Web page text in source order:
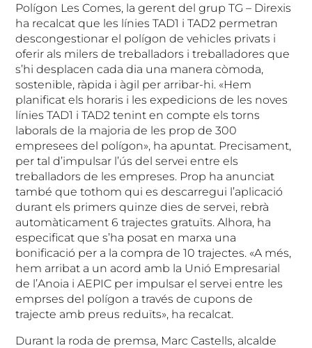
Polígon Les Comes, la gerent del grup TG – Direxis
ha recalcat que les línies TAD1 i TAD2 permetran
descongestionar el polígon de vehicles privats i
oferir als milers de treballadors i treballadores que
s’hi desplacen cada dia una manera còmoda,
sostenible, ràpida i àgil per arribar-hi. «Hem
planificat els horaris i les expedicions de les noves
línies TAD1 i TAD2 tenint en compte els torns
laborals de la majoria de les prop de 300
empresees del polígon», ha apuntat. Precisament,
per tal d’impulsar l’ús del servei entre els
treballadors de les empreses. Prop ha anunciat
també que tothom qui es descarregui l’aplicació
durant els primers quinze dies de servei, rebrà
automàticament 6 trajectes gratuïts. Alhora, ha
especificat que s’ha posat en marxa una
bonificació per a la compra de 10 trajectes. «A més,
hem arribat a un acord amb la Unió Empresarial
de l’Anoia i AEPIC per impulsar el servei entre les
emprses del polígon a través de cupons de
trajecte amb preus reduïts», ha recalcat.
Durant la roda de premsa, Marc Castells, alcalde